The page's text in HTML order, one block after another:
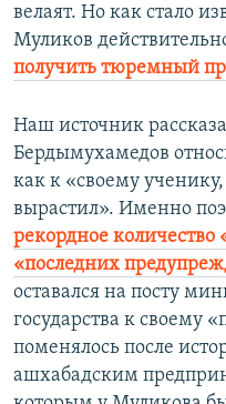
велаят. Но как стало
Муликов
получить тюремный
Наш источник
Бердымухамедов
как к «своему
вырастил». Именно
рекордное количество
«последних
оставался на посту
государства к своему
поменялось после
ашхабадским